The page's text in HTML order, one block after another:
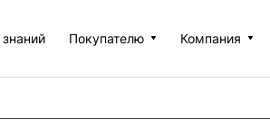
Покупателю Компания